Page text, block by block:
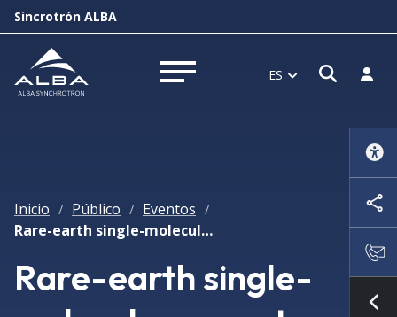
Sincrotrón ALBA
Abrir menú ES Abrir
Inicio / Público / Eventos /
Rare-earth single-molecule magnets: chemical design of spin qubits
Rare-earth single-